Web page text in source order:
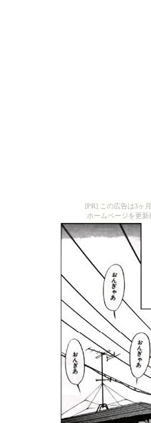
[PR] この広告は3ヶ
ホームページを更